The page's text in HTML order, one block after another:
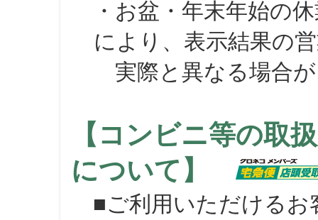
・お盆・年末年始の
により、表示結果の
実際と異なる場合が
【コンビニ等の取
について】
■ご利用いただけるお